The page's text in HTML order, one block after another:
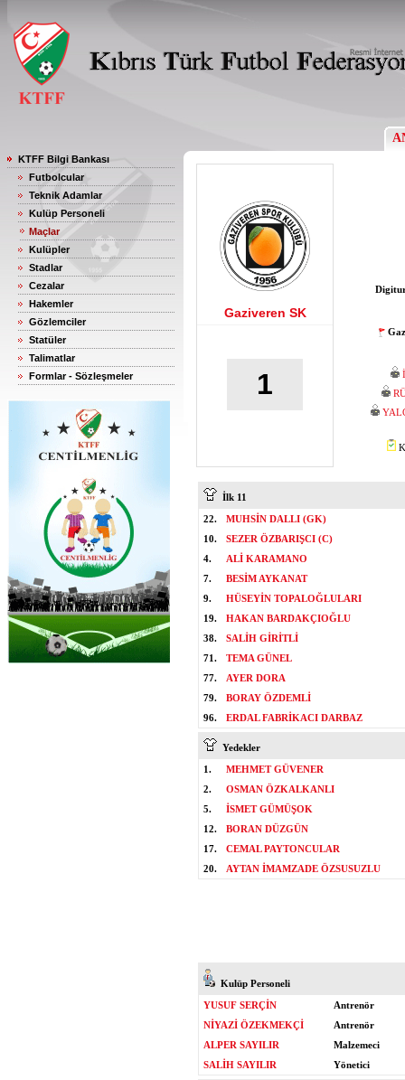
KTFF Bilgi Bankası
Futbolcular
Teknik Adamlar
Kulüp Personeli
Maçlar
Kulüpler
Stadlar
Cezalar
Hakemler
Gözlemciler
Statüler
Talimatlar
Formlar - Sözleşmeler
Gaziveren SK
1
İlk 11
22.
MUHSİN DALLI (GK)
10.
SEZER ÖZBARIŞCI (C)
4.
ALİ KARAMANO
7.
BESİM AYKANAT
9.
HÜSEYİN TOPALOĞLULARI
19.
HAKAN BARDAKÇIOĞLU
38.
SALİH GİRİTLİ
71.
TEMA GÜNEL
77.
AYER DORA
79.
BORAY ÖZDEMLİ
96.
ERDAL FABRİKACI DARBAZ
Yedekler
1.
MEHMET GÜVENER
2.
OSMAN ÖZKALKANLI
5.
İSMET GÜMÜŞOK
12.
BORAN DÜZGÜN
17.
CEMAL PAYTONCULAR
20.
AYTAN İMAMZADE ÖZSUSUZLU
Kulüp Personeli
YUSUF SERÇİN
Antrenör
NİYAZİ ÖZEKMEKÇİ
Antrenör
ALPER SAYILIR
Malzemeci
SALİH SAYILIR
Yönetici